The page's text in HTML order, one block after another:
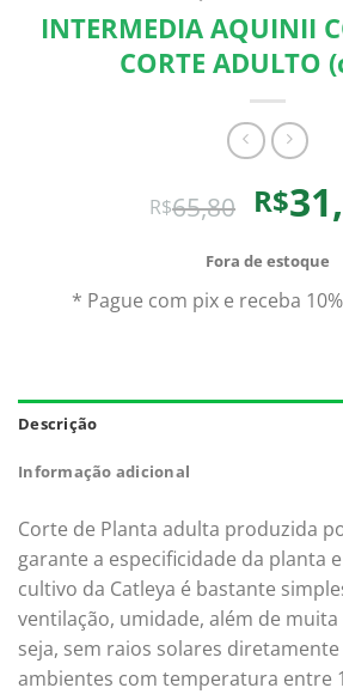
INTERMEDIA AQUINII
CORTE ADULTO
R$65,80 O
preço
era:
R$
Fora de estoque
* Pague com pix e receba
Descrição
Informação adicional
Corte de Planta adulta produzida
garante a especificidade da planta
cultivo da Catleya é bastante
ventilação, umidade, além de
seja, sem raios solares
ambientes com temperatura entre